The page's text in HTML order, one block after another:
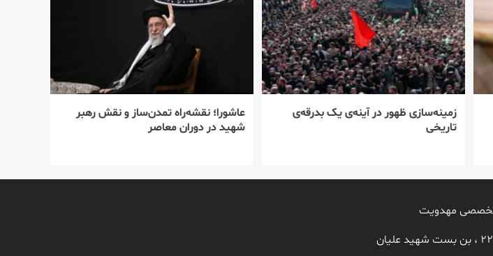
زمینه‌سازی ظهور در آینه‌ی یک بدرقه‌ی
تاریخی
عاشورا؛ نقشه‌راه تمدن‌ساز و نقش رهبر
شهید در دوران معاصر
مهدویت